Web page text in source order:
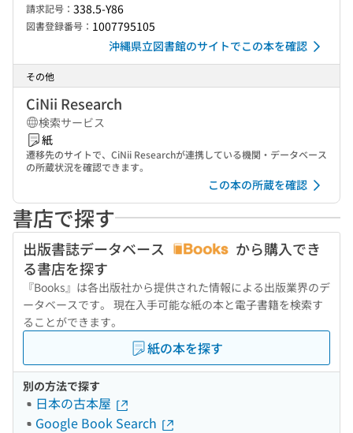
請求記号： 338.5-Y86
図書登録番号： 1007795105
沖縄県立図書館のサイトでこの本を確認
その他
CiNii Research
検索サービス
紙
遷移先のサイトで、CiNii Researchが連携している機関・データベース
の所蔵状況を確認できます。
この本の所蔵を確認
書店で探す
出版書誌データベース
から購入でき
る書店を探す
『Books』は各出版社から提供された情報による出版業界のデ
ータベースです。 現在入手可能な紙の本と電子書籍を検索す
ることができます。
紙の本を探す
別の方法で探す
日本の古本屋
Google Book Search